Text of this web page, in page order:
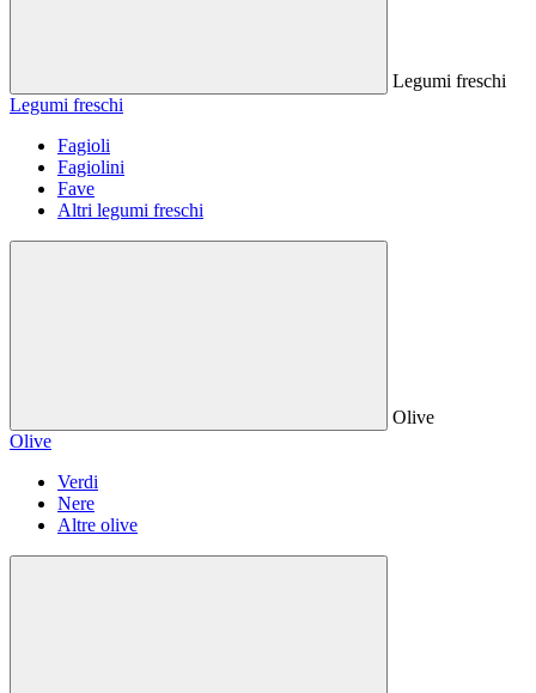
Legumi freschi
Legumi freschi
Fagioli
Fagiolini
Fave
Altri legumi freschi
Olive
Olive
Verdi
Nere
Altre olive